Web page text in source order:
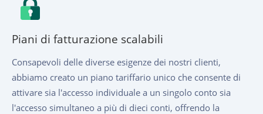
Piani di fatturazione scalabili
Consapevoli delle diverse esigenze dei nostri clienti,
abbiamo creato un piano tariffario unico che consente di
attivare sia l'accesso individuale a un singolo conto sia
l'accesso simultaneo a più di dieci conti, offrendo la